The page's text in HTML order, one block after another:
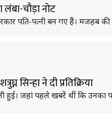
चौड़ा नोट
पति-पत्नी बन गए हैं। मजहब की
सिन्हा ने दी प्रतिक्रिया
हुई। जहां पहले खबरें थीं कि